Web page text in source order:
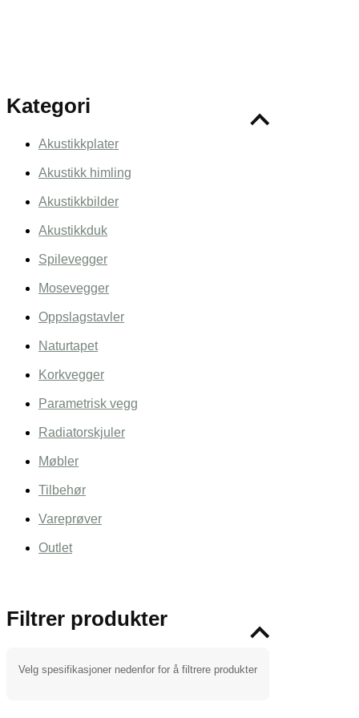
Kategori
Akustikkplater
Akustikk himling
Akustikkbilder
Akustikkduk
Spilevegger
Mosevegger
Oppslagstavler
Naturtapet
Korkvegger
Parametrisk vegg
Radiatorskjuler
Møbler
Tilbehør
Vareprøver
Outlet
Filtrer produkter
Velg spesifikasjoner nedenfor for å filtrere produkter